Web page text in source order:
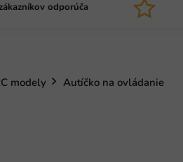
odporúča
modely Autíčko na ovládanie